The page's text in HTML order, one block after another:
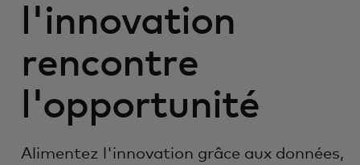
l'innovation
rencontre
l'opportunité
Alimentez l'innovation grâce aux données,